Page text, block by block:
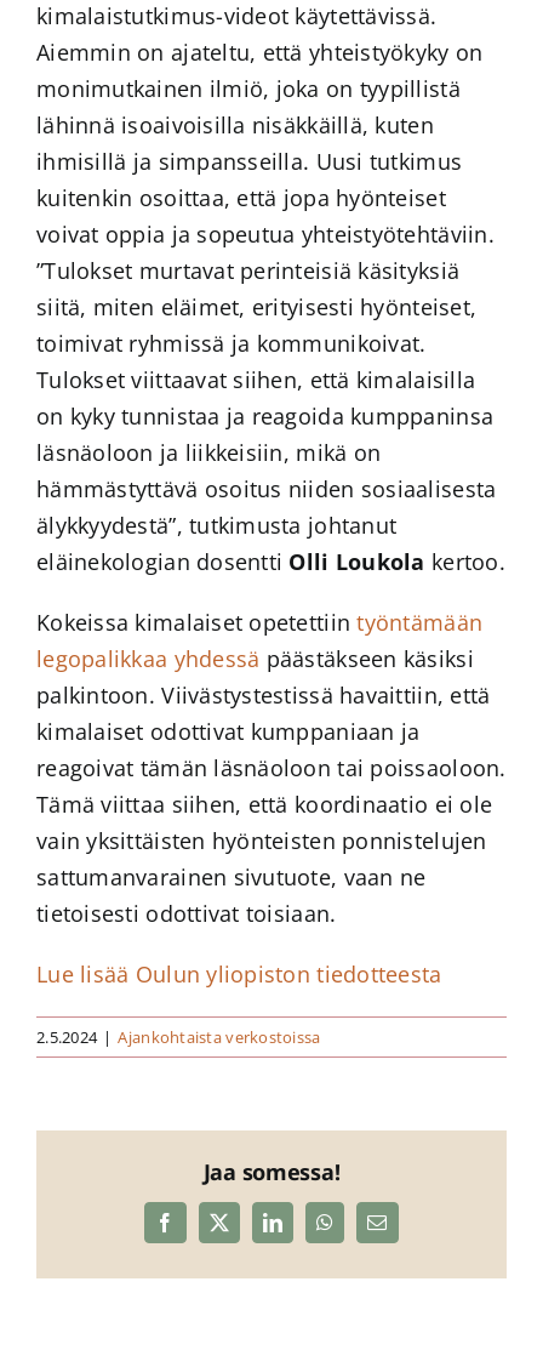
kimalaistutkimus-videot käytettävissä.
Aiemmin on ajateltu, että yhteistyökyky on
monimutkainen ilmiö, joka on tyypillistä
lähinnä isoaivoisilla nisäkkäillä, kuten
ihmisillä ja simpansseilla. Uusi tutkimus
kuitenkin osoittaa, että jopa hyönteiset
voivat oppia ja sopeutua yhteistyötehtäviin.
”Tulokset murtavat perinteisiä käsityksiä
siitä, miten eläimet, erityisesti hyönteiset,
toimivat ryhmissä ja kommunikoivat.
Tulokset viittaavat siihen, että kimalaisilla
on kyky tunnistaa ja reagoida kumppaninsa
läsnäoloon ja liikkeisiin, mikä on
hämmästyttävä osoitus niiden sosiaalisesta
älykkyydestä”, tutkimusta johtanut
eläinekologian dosentti Olli Loukola kertoo.
Kokeissa kimalaiset opetettiintyöntämään
legopalikkaa yhdessä päästäkseen käsiksi
palkintoon. Viivästystestissä havaittiin, että
kimalaiset odottivat kumppaniaan ja
reagoivat tämän läsnäoloon tai poissaoloon.
Tämä viittaa siihen, että koordinaatio ei ole
vain yksittäisten hyönteisten ponnistelujen
sattumanvarainen sivutuote, vaan ne
tietoisesti odottivat toisiaan.
Lue lisää Oulun yliopiston tiedotteesta
2.5.2024 | Ajankohtaista verkostoissa
Jaa somessa!
Facebook
X LinkedInWhatsAppSähköposti